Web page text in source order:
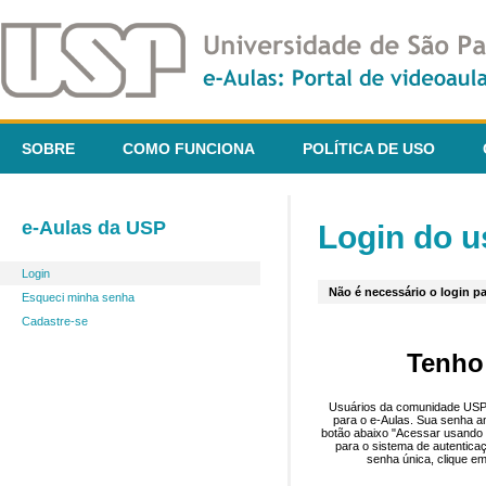
SOBRE COMO FUNCIONA POLÍTICA DE USO
e-Aulas da USP
Login
Esqueci minha senha
Cadastre-se
Login do
Não é necessário o login
Usuários da comunidade
para o e-Aulas. Sua senha
botão abaixo "Acessar
para o sistema de
senha única, clique